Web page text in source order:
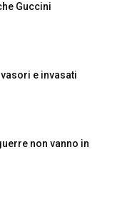
Guccini
e invasati
non vanno in